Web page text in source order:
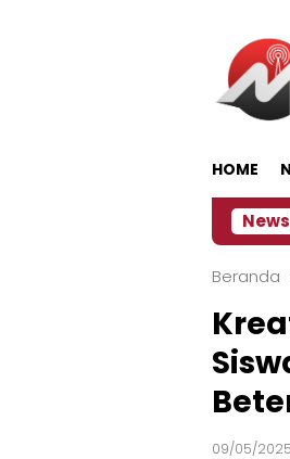
HOME
Siapkan Kopi dan Pijat Gratis
Beranda
09/05/2025